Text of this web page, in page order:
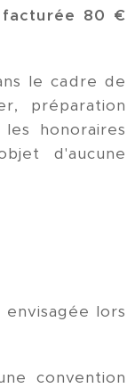
80 €
le cadre de
préparation
honoraires
d'aucune
lors
convention